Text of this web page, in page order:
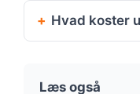
Hvad koster
Læs også